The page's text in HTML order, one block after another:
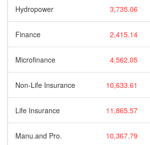
Hydropower 3,735.06
Finance 2,415.14
Microfinance 4,562.05
Non-Life Insurance 10,633.61
Life Insurance 11,865.57
Manu.and Pro. 10,367.79